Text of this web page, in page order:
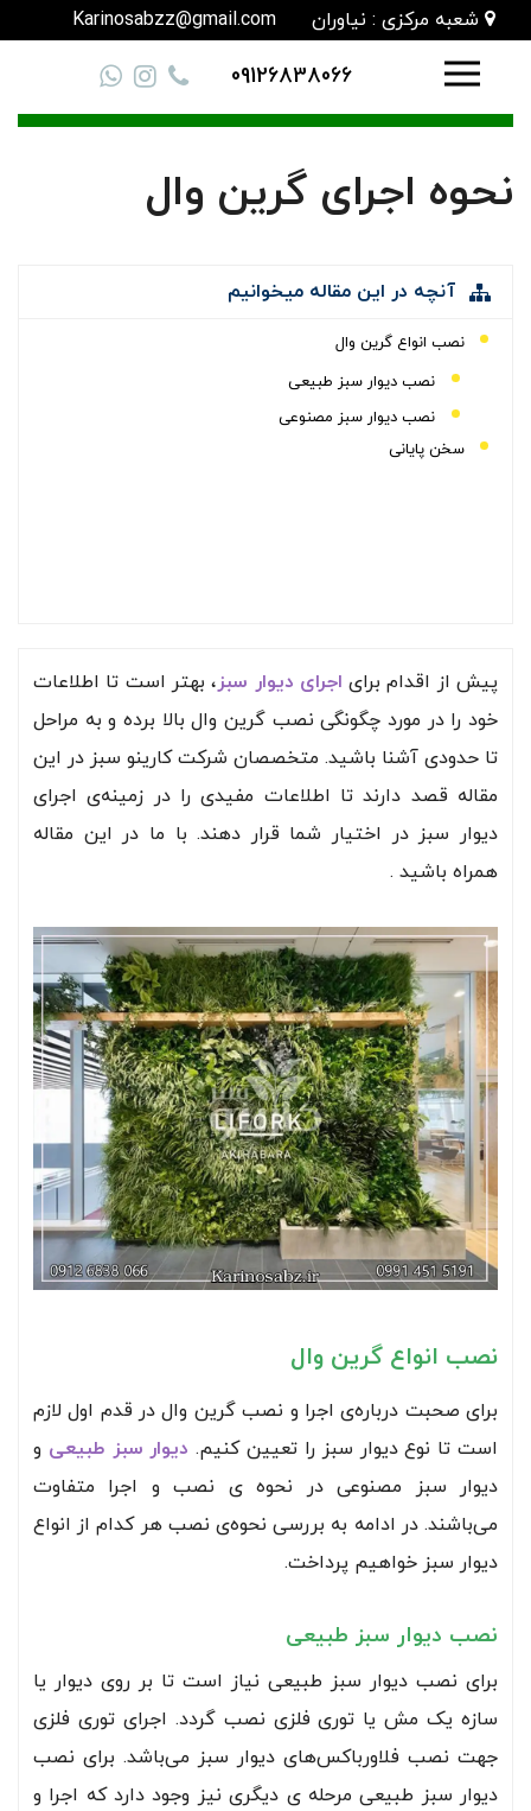
شعبه مرکزی : نیاوران Karinosabzz@gmail.com
09126838066
نحوه اجرای گرین وال
آنچه در این مقاله میخوانیم
نصب انواع گرین وال
نصب دیوار سبز طبیعی
نصب دیوار سبز مصنوعی
سخن پایانی
پیش از اقدام برای اجرای دیوار سبز، بهتر است تا اطلاعات
خود را در مورد چگونگی نصب گرین وال بالا برده و به مراحل
تا حدودی آشنا باشید. متخصصان شرکت کارینو سبز در این
مقاله قصد دارند تا اطلاعات مفیدی را در زمینه‌ی اجرای
دیوار سبز در اختیار شما قرار دهند. با ما در این مقاله
همراه باشید .
نصب انواع گرین وال
برای صحبت درباره‌ی اجرا و نصب گرین وال در قدم اول لازم
است تا نوع دیوار سبز را تعیین کنیم. دیوار سبز طبیعی و
دیوار سبز مصنوعی در نحوه ی نصب و اجرا متفاوت
می‌باشند. در ادامه به بررسی نحوه‌ی نصب هر کدام از انواع
دیوار سبز خواهیم پرداخت.
نصب دیوار سبز طبیعی
برای نصب دیوار سبز طبیعی نیاز است تا بر روی دیوار یا
سازه یک مش یا توری فلزی نصب گردد. اجرای توری فلزی
جهت نصب فلاورباکس‌های دیوار سبز می‌باشد. برای نصب
دیوار سبز طبیعی مرحله ی دیگری نیز وجود دارد که اجرا و